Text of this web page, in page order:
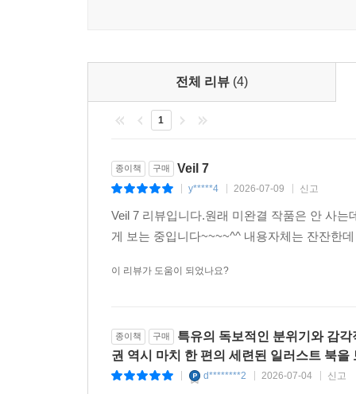
전체 리뷰 (4)
1
종이책 구매 Veil 7
y*****4 2026-07-09 신고
Veil 7 리뷰입니다.원래 미완결 작품은 안 사
게 보는 중입니다~~~~^^ 내용자체는 잔잔한
이 리뷰가 도움이 되었나요?
종이책 구매
특유의 독보적인 분위기와 감
권 역시 마치 한 편의 세련된 일러스트 북을
d********2 2026-07-04 신고